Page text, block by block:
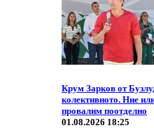
Крум Зарков от
колективното. Ние
провалим поотделно
01.08.2026 18:25